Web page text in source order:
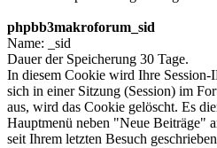
phpbb3makroforum_sid
Name: _sid
Dauer der Speicherung 30 Tage.
In diesem Cookie wird Ihre Session-
sich in einer Sitzung (Session) im
aus, wird das Cookie gelöscht. Es
Hauptmenü neben "Neue Beiträge"
seit Ihrem letzten Besuch